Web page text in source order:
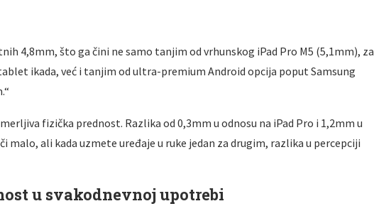
4,8mm, što ga čini ne samo tanjim od vrhunskog iPad Pro M5 (5,1mm), za
ikada, već i tanjim od ultra-premium Android opcija poput Samsung
fizička prednost. Razlika od 0,3mm u odnosu na iPad Pro i 1,2mm u
malo, ali kada uzmete uređaje u ruke jedan za drugim, razlika u percepciji
u svakodnevnoj upotrebi